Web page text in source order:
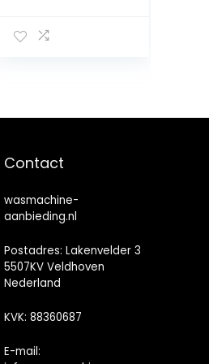
kg, AquaStop,
motor,
kinderbeveiligin
trommelreinigin
g, wit
Contact
wasmachine-
aanbieding.nl
Postadres: Lakenvelder 3
5507KV Veldhoven
Nederland
KVK: 88360687
E-mail: